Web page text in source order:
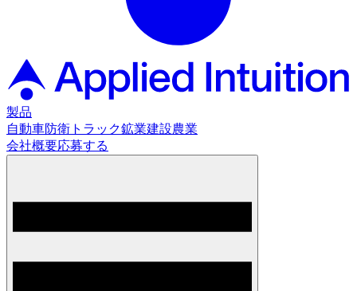
製品
自動車防衛 トラック鉱業建設農業
会社概要応募する